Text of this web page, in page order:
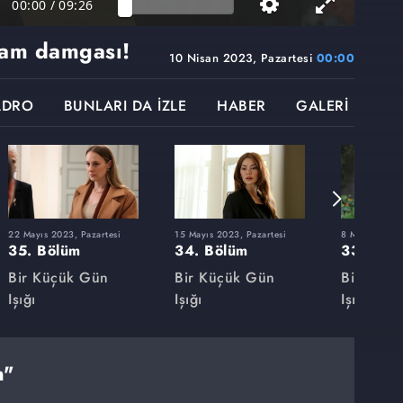
00:00 / 09:26
10 Nisan 2023, Pazartesi 00:00
damgası!
BUNLARI DA İZLE HABER GALERİ
22 Mayıs 2023, Pazartesi
35. Bölüm
Bir Küçük Gün
Işığı
15 Mayıs 2023, Pazartesi
34. Bölüm
Bir Küçük Gün
Işığı
8 Mayıs
33. Bölüm
Bir
Işığı